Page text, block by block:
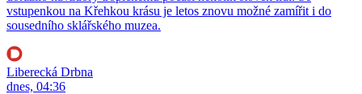
vstupenkou na Křehkou krásu je letos znovu možné zamířit i do
sousedního sklářského muzea.
Liberecká Drbna
dnes, 04:36